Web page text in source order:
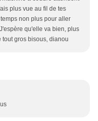
plus vue au fil de tes
non plus pour aller
qu'elle va bien, plus
gros bisous, dianou